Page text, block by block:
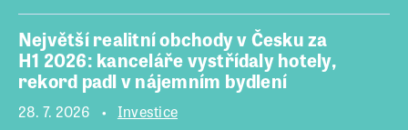
Největší realitní obchody v Česku za
H1 2026: kanceláře vystřídaly hotely,
rekord padl v nájemním bydlení
28. 7. 2026
Investice